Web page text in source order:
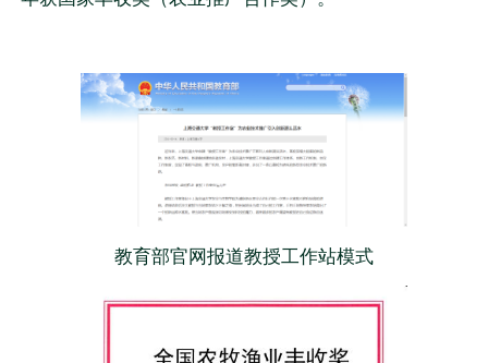
教育部官网报道教授工作站模式